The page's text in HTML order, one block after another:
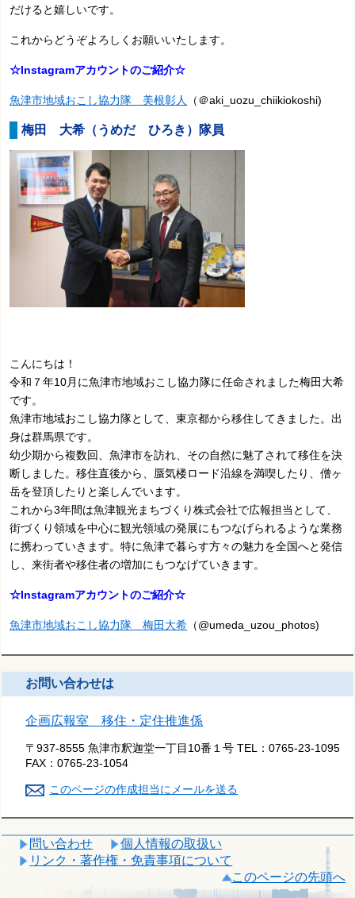
だけると嬉しいです。
これからどうぞよろしくお願いいたします。
☆Instagramアカウントのご紹介☆
魚津市地域おこし協力隊 美根彰人 （＠aki_uozu_chiikiokoshi)
梅田 大希 （うめだ ひろき）隊員
こんにちは！
令和７年10月に魚津市地域おこし協力隊に任命されました梅田大希
です。
魚津市地域おこし協力隊として、東京都から移住してきました。出
身は群馬県です。
幼少期から複数回、魚津市を訪れ、その自然に魅了されて移住を決
断しました。移住直後から、蜃気楼ロード沿線を満喫したり、僧ヶ
岳を登頂したりと楽しんでいます。
これから3年間は魚津観光まちづくり株式会社で広報担当として、
街づくり領域を中心に観光領域の発展にもつなげられるような業務
に携わっていきます。特に魚津で暮らす方々の魅力を全国へと発信
し、来街者や移住者の増加にもつなげていきます。
☆Instagramアカウントのご紹介☆
魚津市地域おこし協力隊 梅田大希 （@umeda_uzou_photos)
お問い合わせは
企画広報室 移住・定住推進係
〒937-8555 魚津市釈迦堂一丁目10番１号 TEL：0765-23-1095
FAX：0765-23-1054
このページの作成担当にメールを送る
問い合わせ
個人情報の取扱い
リンク・著作権・免責事項について
このページの先頭へ